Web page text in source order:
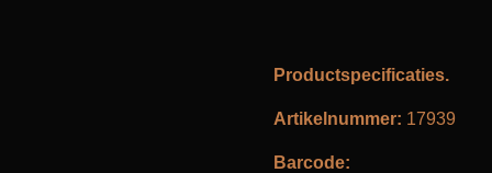
Productspecificaties.
Artikelnummer: 17939
Barcode: